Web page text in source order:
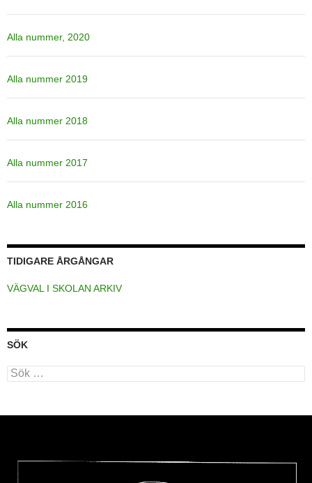
Alla nummer, 2020
Alla nummer 2019
Alla nummer 2018
Alla nummer 2017
Alla nummer 2016
TIDIGARE ÅRGÅNGAR
VÄGVAL I SKOLAN ARKIV
SÖK
Sök
efter: